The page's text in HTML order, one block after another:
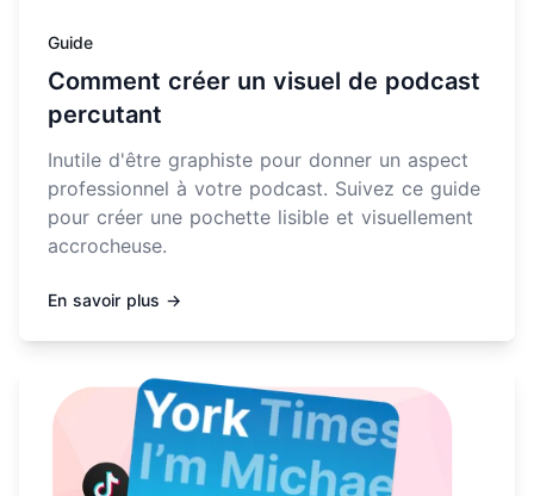
Guide
Comment créer un visuel de podcast
percutant
Inutile d'être graphiste pour donner un aspect
professionnel à votre podcast. Suivez ce guide
pour créer une pochette lisible et visuellement
accrocheuse.
En savoir plus →
En savoir plus sur Comment réussir l'intro de son